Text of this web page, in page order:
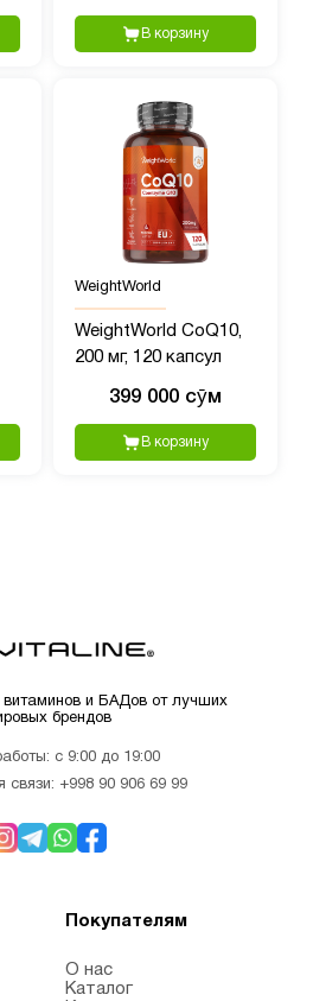
В корзину
WeightWorld
WeightWorld CoQ10,
200 мг, 120 капсул
399 000 сӯм
В корзину
витаминов и БАДов от лучших
брендов
с 9:00 до 19:00
связи: +998 90 906 69 99
Покупателям
О нас
Каталог